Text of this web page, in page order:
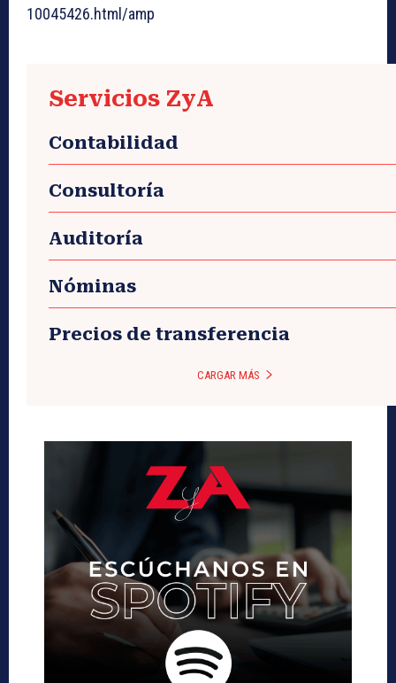
10045426.html/amp
Servicios ZyA
Contabilidad
Consultoría
Auditoría
Nóminas
Precios de transferencia
CARGAR MÁS